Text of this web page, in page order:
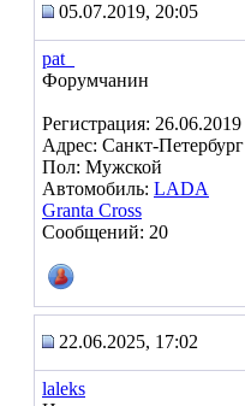
05.07.2019, 20:05
pat_
Форумчанин
Регистрация: 26.06.2019
Адрес: Санкт-Петербург
Пол: Мужской
Автомобиль: LADA
Granta Cross
Сообщений: 20
22.06.2025, 17:02
laleks